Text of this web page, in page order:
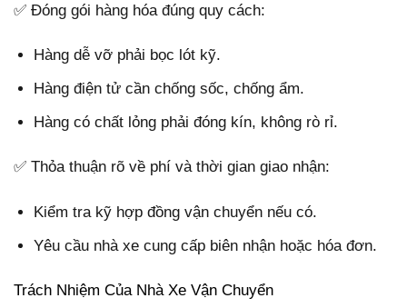
✅ Đóng gói hàng hóa đúng quy cách:
Hàng dễ vỡ phải bọc lót kỹ.
Hàng điện tử cần chống sốc, chống ẩm.
Hàng có chất lỏng phải đóng kín, không rò rỉ.
✅ Thỏa thuận rõ về phí và thời gian giao nhận:
Kiểm tra kỹ hợp đồng vận chuyển nếu có.
Yêu cầu nhà xe cung cấp biên nhận hoặc hóa đơn.
Trách Nhiệm Của Nhà Xe Vận Chuyển